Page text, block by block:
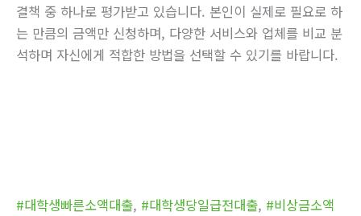
결책 중 하나로 평가받고 있습니다. 본인이 실제로 필요로 하
는 만큼의 금액만 신청하며, 다양한 서비스와 업체를 비교 분
석하며 자신에게 적합한 방법을 선택할 수 있기를 바랍니다.
#대학생빠른소액대출, #대학생당일급전대출, #비상금소액